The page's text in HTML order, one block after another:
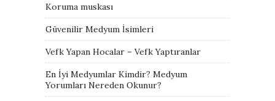
Koruma muskası
Güvenilir Medyum İsimleri
Vefk Yapan Hocalar – Vefk Yaptıranlar
En İyi Medyumlar Kimdir? Medyum
Yorumları Nereden Okunur?